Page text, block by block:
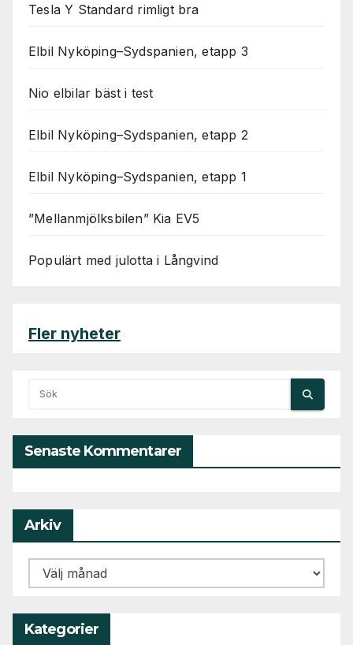
Tesla Y Standard rimligt bra
Elbil Nyköping–Sydspanien, etapp 3
Nio elbilar bäst i test
Elbil Nyköping–Sydspanien, etapp 2
Elbil Nyköping–Sydspanien, etapp 1
”Mellanmjölksbilen” Kia EV5
Populärt med julotta i Långvind
Fler nyheter
Senaste Kommentarer
Arkiv
Arkiv
Kategorier